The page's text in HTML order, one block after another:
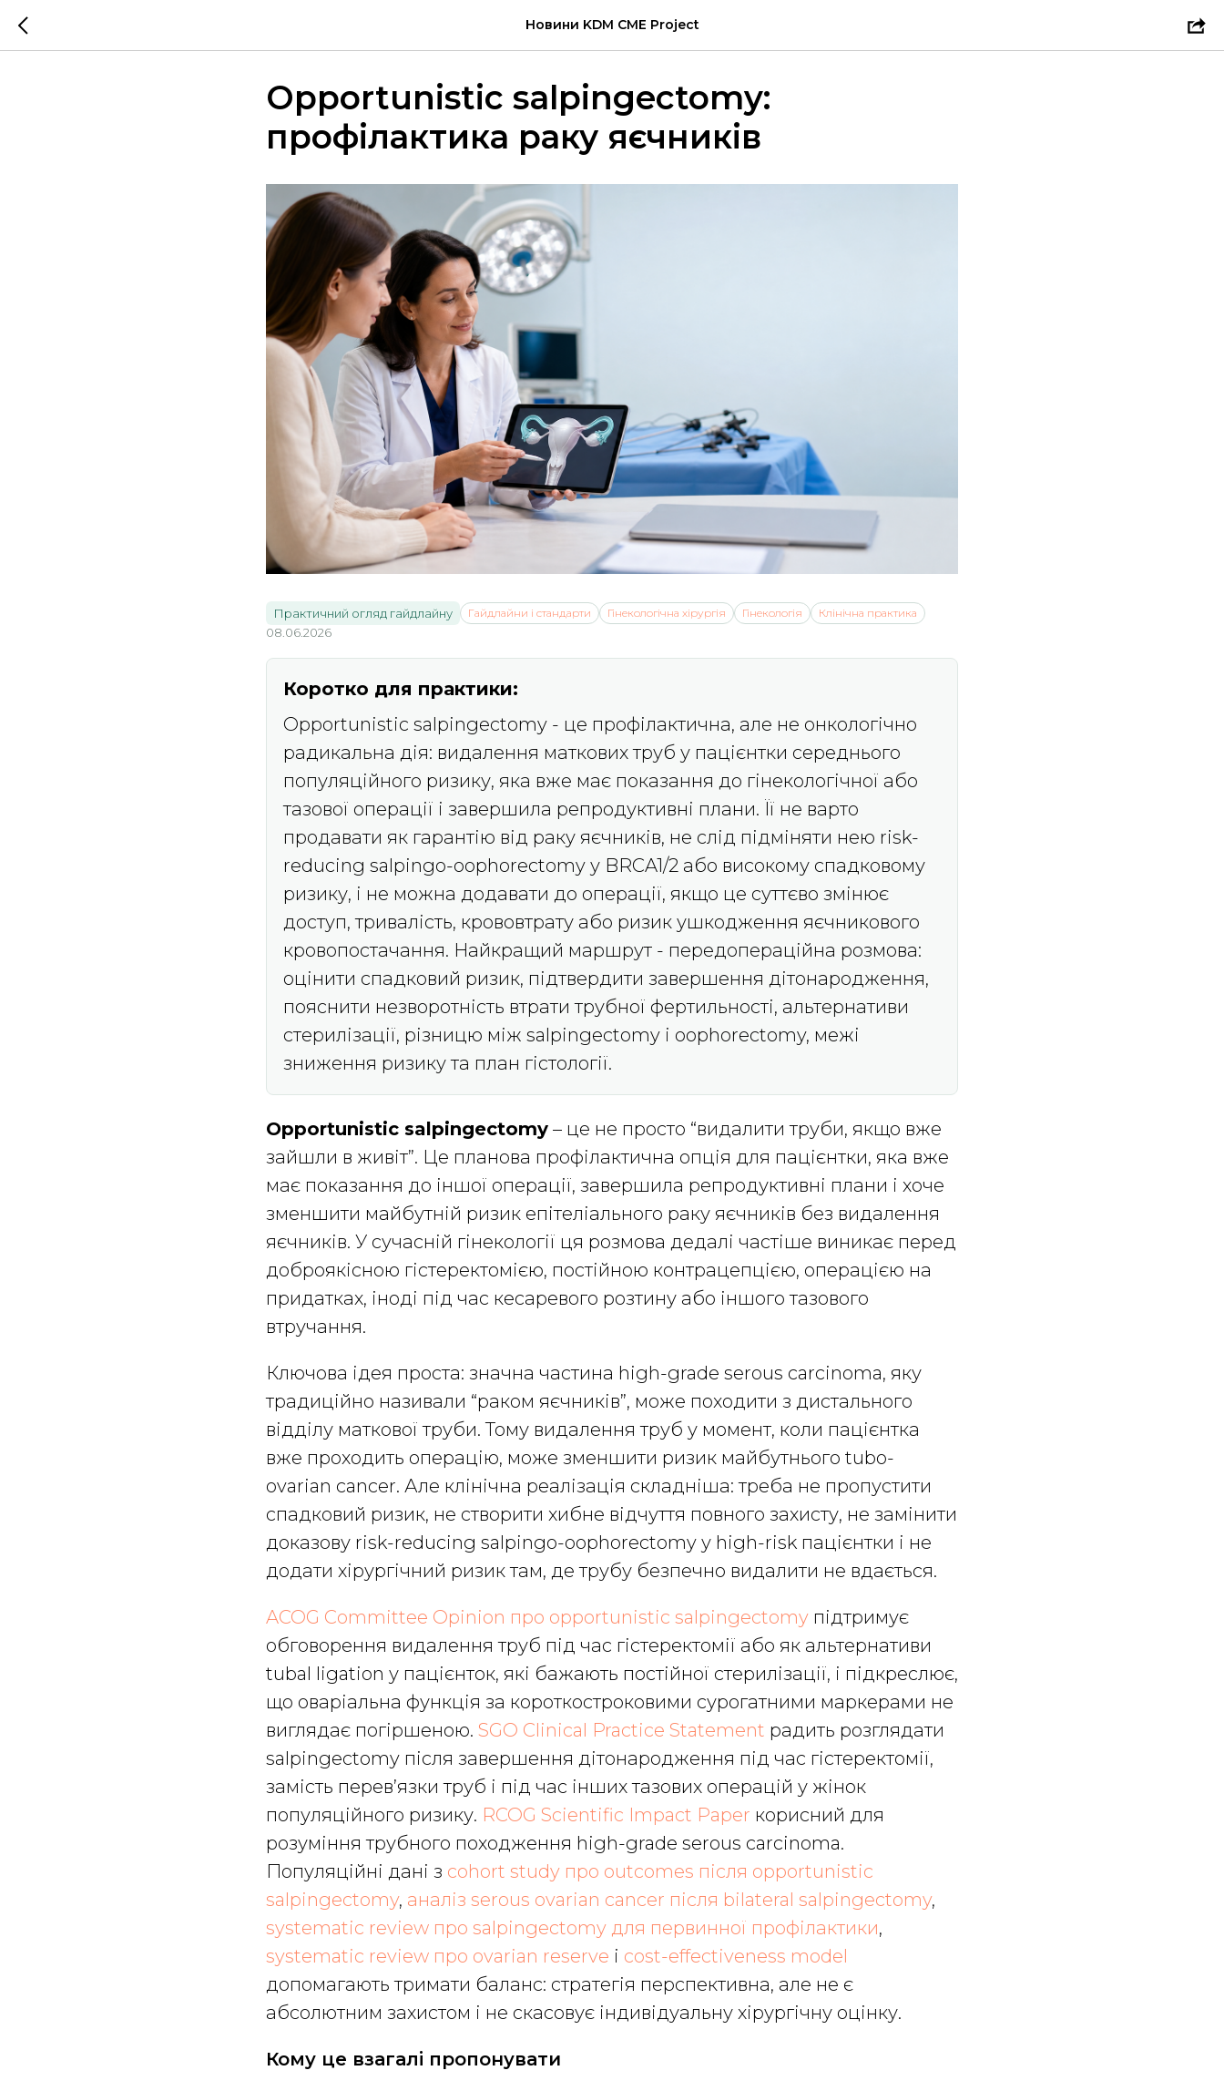
Новини KDM CME Project
Opportunistic salpingectomy:
профілактика раку яєчників
Практичний огляд гайдлайну Гайдлайни і стандарти Гінекологічна хірургія Гінекологія Клінічна практика
08.06.2026
Коротко для практики:
Opportunistic salpingectomy - це профілактична, але не онкологічно
радикальна дія: видалення маткових труб у пацієнтки середнього
популяційного ризику, яка вже має показання до гінекологічної або
тазової операції і завершила репродуктивні плани. Її не варто
продавати як гарантію від раку яєчників, не слід підміняти нею risk-
reducing salpingo-oophorectomy у BRCA1/2 або високому спадковому
ризику, і не можна додавати до операції, якщо це суттєво змінює
доступ, тривалість, крововтрату або ризик ушкодження яєчникового
кровопостачання. Найкращий маршрут - передопераційна розмова:
оцінити спадковий ризик, підтвердити завершення дітонародження,
пояснити незворотність втрати трубної фертильності, альтернативи
стерилізації, різницю між salpingectomy і oophorectomy, межі
зниження ризику та план гістології.
Opportunistic salpingectomy – це не просто “видалити труби, якщо вже
зайшли в живіт”. Це планова профілактична опція для пацієнтки, яка вже
має показання до іншої операції, завершила репродуктивні плани і хоче
зменшити майбутній ризик епітеліального раку яєчників без видалення
яєчників. У сучасній гінекології ця розмова дедалі частіше виникає перед
доброякісною гістеректомією, постійною контрацепцією, операцією на
придатках, іноді під час кесаревого розтину або іншого тазового
втручання.
Ключова ідея проста: значна частина high-grade serous carcinoma, яку
традиційно називали “раком яєчників”, може походити з дистального
відділу маткової труби. Тому видалення труб у момент, коли пацієнтка
вже проходить операцію, може зменшити ризик майбутнього tubo-
ovarian cancer. Але клінічна реалізація складніша: треба не пропустити
спадковий ризик, не створити хибне відчуття повного захисту, не замінити
доказову risk-reducing salpingo-oophorectomy у high-risk пацієнтки і не
додати хірургічний ризик там, де трубу безпечно видалити не вдається.
ACOG Committee Opinion про opportunistic salpingectomy підтримує
обговорення видалення труб під час гістеректомії або як альтернативи
tubal ligation у пацієнток, які бажають постійної стерилізації, і підкреслює,
що оваріальна функція за короткостроковими сурогатними маркерами не
виглядає погіршеною. SGO Clinical Practice Statement радить розглядати
salpingectomy після завершення дітонародження під час гістеректомії,
замість перев’язки труб і під час інших тазових операцій у жінок
популяційного ризику. RCOG Scientific Impact Paper корисний для
розуміння трубного походження high-grade serous carcinoma.
Популяційні дані з cohort study про outcomes після opportunistic
salpingectomy, аналіз serous ovarian cancer після bilateral salpingectomy,
systematic review про salpingectomy для первинної профілактики,
systematic review про ovarian reserve і cost-effectiveness model
допомагають тримати баланс: стратегія перспективна, але не є
абсолютним захистом і не скасовує індивідуальну хірургічну оцінку.
Кому це взагалі пропонувати